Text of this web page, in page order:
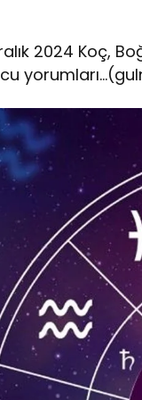
2024 Koç,
yorumları…(